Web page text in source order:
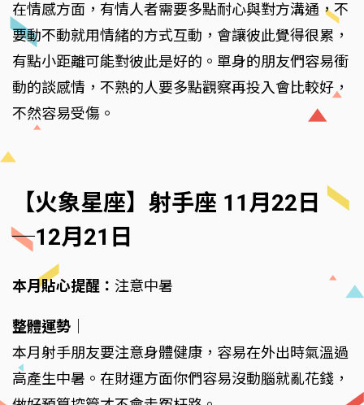
在情感方面，有情人者需要多點耐心與對方溝通，不
要動不動就用情緒的方式互動，會讓彼此覺得很累，
有點小距離可能對彼此是好的。單身的朋友們容易衝
動的談感情，不熟的人要多點觀察再投入會比較好，
不然容易受傷。
【火象星座】射手座 11月22日
─12月21日
本月貼心提醒： 注意中暑
整體運勢
本月射手朋友要注意身體健康，容易在外出時氣溫過
高產生中暑。在財運方面你們容易沒動腦就亂花錢，